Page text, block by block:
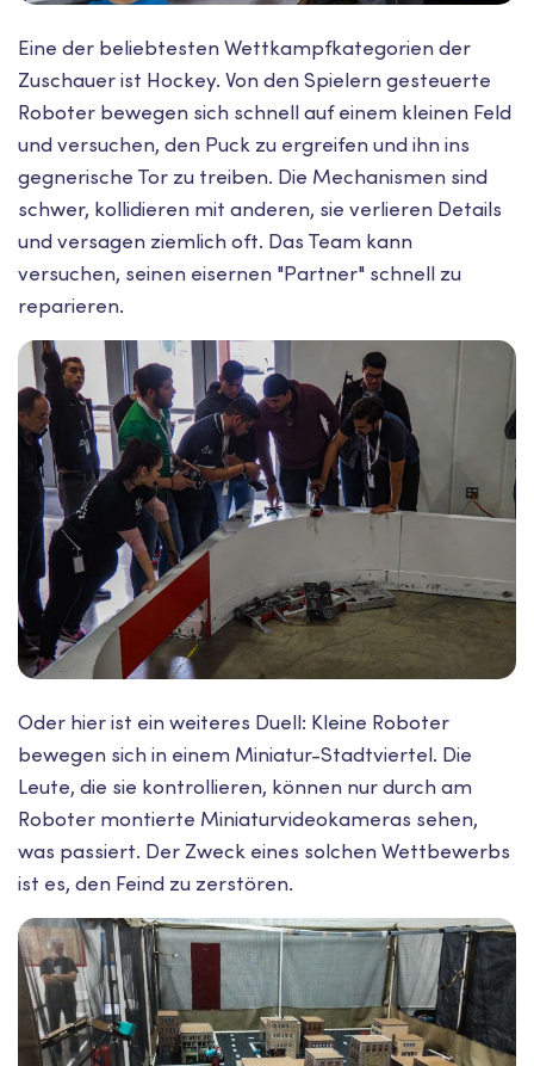
Eine der beliebtesten Wettkampfkategorien der
Zuschauer ist Hockey. Von den Spielern gesteuerte
Roboter bewegen sich schnell auf einem kleinen Feld
und versuchen, den Puck zu ergreifen und ihn ins
gegnerische Tor zu treiben. Die Mechanismen sind
schwer, kollidieren mit anderen, sie verlieren Details
und versagen ziemlich oft. Das Team kann
versuchen, seinen eisernen "Partner" schnell zu
reparieren.
Oder hier ist ein weiteres Duell: Kleine Roboter
bewegen sich in einem Miniatur-Stadtviertel. Die
Leute, die sie kontrollieren, können nur durch am
Roboter montierte Miniaturvideokameras sehen,
was passiert. Der Zweck eines solchen Wettbewerbs
ist es, den Feind zu zerstören.